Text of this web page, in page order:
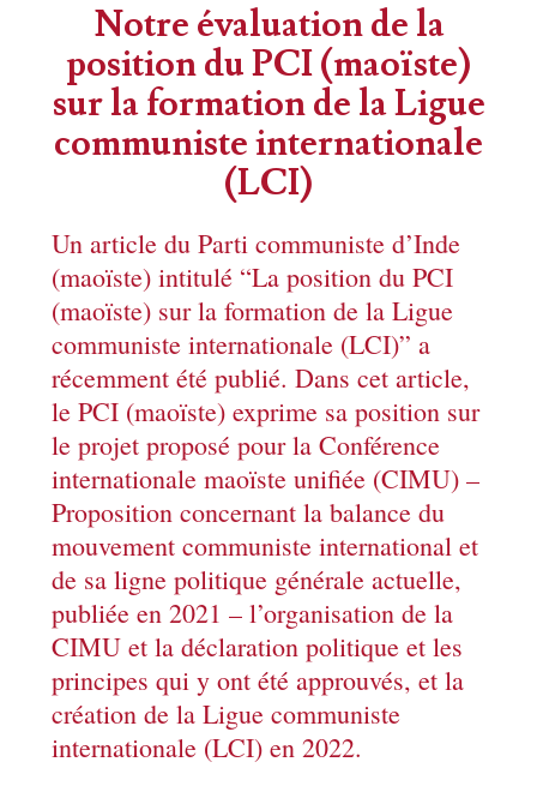
Notre évaluation de la
position du PCI (maoïste)
sur la formation de la Ligue
communiste internationale
(LCI)
Un article du Parti communiste d’Inde
(maoïste) intitulé “La position du PCI
(maoïste) sur la formation de la Ligue
communiste internationale (LCI)” a
récemment été publié. Dans cet article,
le PCI (maoïste) exprime sa position sur
le projet proposé pour la Conférence
internationale maoïste unifiée (CIMU) –
Proposition concernant la balance du
mouvement communiste international et
de sa ligne politique générale actuelle,
publiée en 2021 – l’organisation de la
CIMU et la déclaration politique et les
principes qui y ont été approuvés, et la
création de la Ligue communiste
internationale (LCI) en 2022.